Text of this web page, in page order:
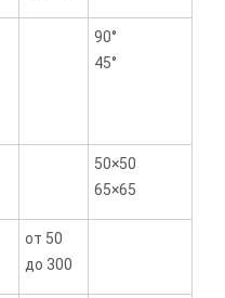
90°
45°
50×50
65×65
от 50
до 300